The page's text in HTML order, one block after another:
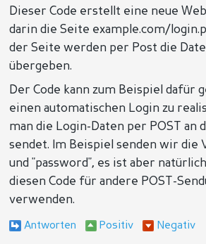
Dieser Code erstellt eine neue
darin die Seite example.com/
der Seite werden per Post die
übergeben.
Der Code kann zum Beispiel dafür
einen automatischen Login zu
man die Login-Daten per POST an
sendet. Im Beispiel senden wir die
und "password", es ist aber
diesen Code für andere POST-
verwenden.